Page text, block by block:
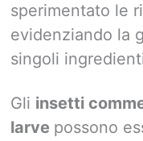
sperimentato le
evidenziando la
singoli
Gli insetti
larve possono